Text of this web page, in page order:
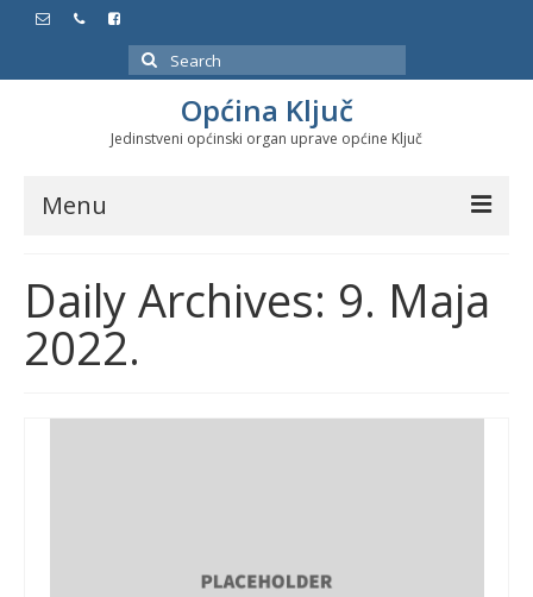
Search
for:
Općina Ključ
Jedinstveni općinski organ uprave općine Ključ
Menu
Službeni glasnici
Javne nabavke
Značajni datumi i manifestacije
Daily Archives: 9. Maja
2022.